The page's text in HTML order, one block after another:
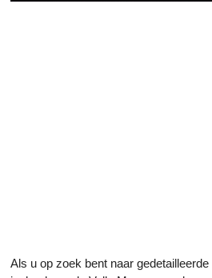
Als u op zoek bent naar